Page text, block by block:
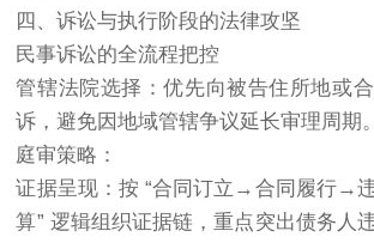
四、诉讼与执行阶段的法律攻坚
民事诉讼的全流程把控
管辖法院选择：优先向被告住所地或
诉，避免因地域管辖争议延长审理周期。
庭审策略：
证据呈现：按 “合同订立→合同履行→
算” 逻辑组织证据链，重点突出债务人